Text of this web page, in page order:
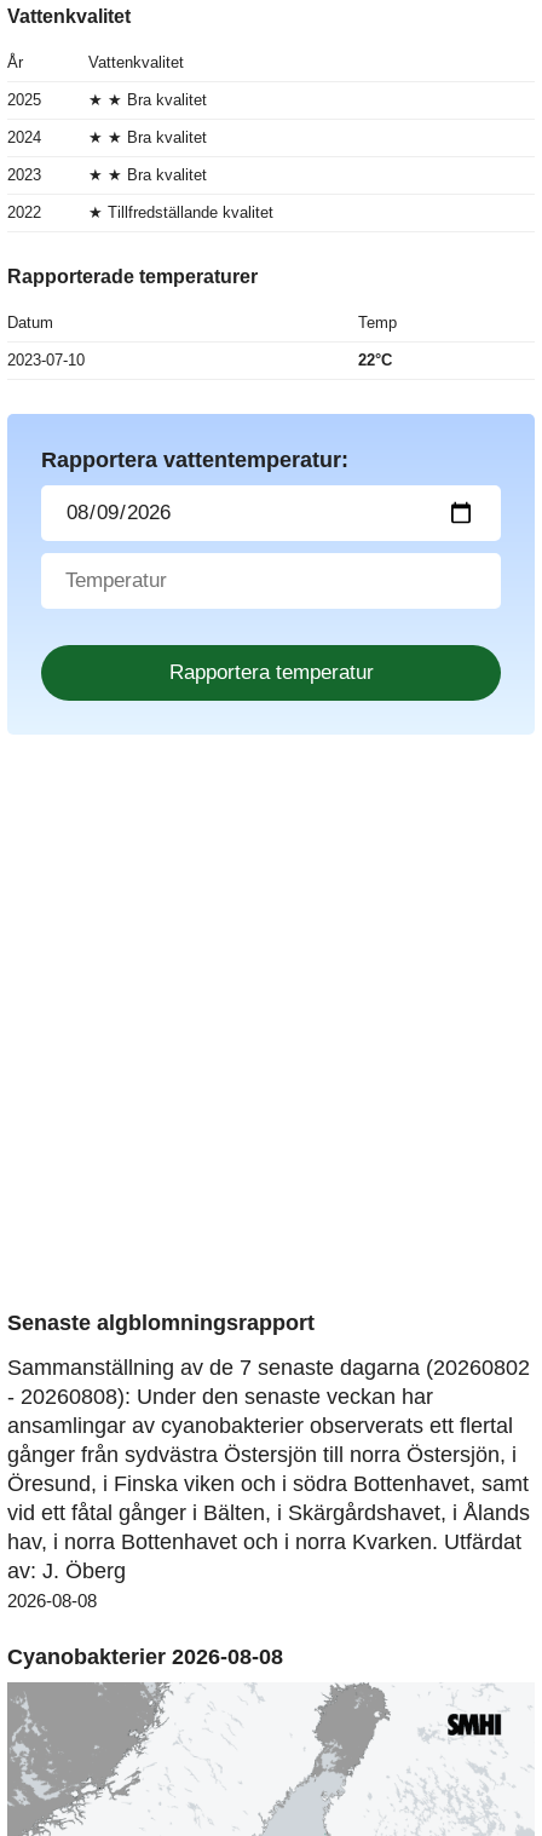
Vattenkvalitet
År Vattenkvalitet
2025 ★ ★ Bra kvalitet
2024 ★ ★ Bra kvalitet
2023 ★ ★ Bra kvalitet
2022 ★ Tillfredställande kvalitet
Rapporterade temperaturer
Datum Temp
2023-07-10 22°C
Rapportera vattentemperatur:
Senaste algblomningsrapport
Sammanställning av de 7 senaste dagarna (20260802
- 20260808): Under den senaste veckan har
ansamlingar av cyanobakterier observerats ett flertal
gånger från sydvästra Östersjön till norra Östersjön, i
Öresund, i Finska viken och i södra Bottenhavet, samt
vid ett fåtal gånger i Bälten, i Skärgårdshavet, i Ålands
hav, i norra Bottenhavet och i norra Kvarken. Utfärdat
av: J. Öberg
2026-08-08
Cyanobakterier 2026-08-08